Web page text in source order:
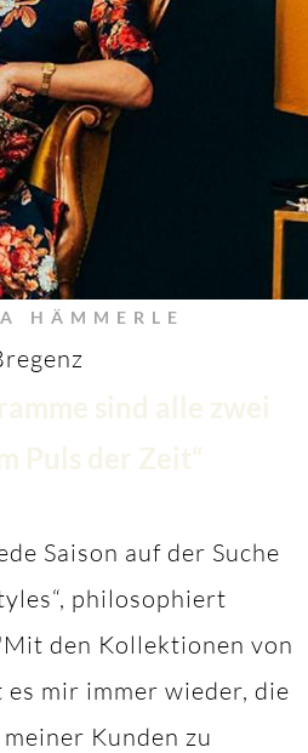
HÄMMERLE
sind alle zwei
Puls der Zeit“
Saison auf der Suche
philosophiert
it den Kollektionen von
mir immer wieder, die
Kunden zu